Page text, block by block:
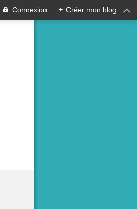
Connexion + Créer mon blog